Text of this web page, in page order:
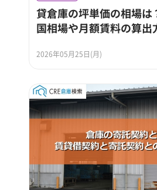
貸倉庫の坪単価の相場
国相場や月額賃料の算出
2026年05月25日(月)